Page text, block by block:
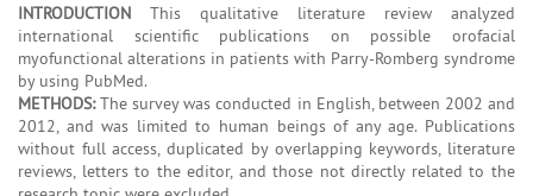
INTRODUCTION This qualitative literature review analyzed
international scientific publications on possible orofacial
myofunctional alterations in patients with Parry-Romberg syndrome
by using PubMed.
METHODS:The survey was conducted in English, between 2002 and
2012, and was limited to human beings of any age. Publications
without full access, duplicated by overlapping keywords, literature
reviews, letters to the editor, and those not directly related to the